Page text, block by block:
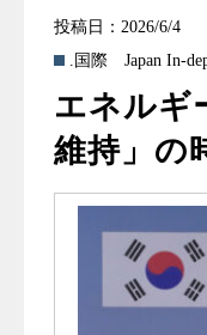
投稿日：2026/6/4
.国際
Japan In-
エネルギ
維持」の